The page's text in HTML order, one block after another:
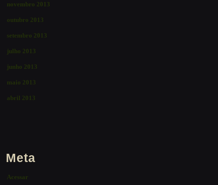
novembro 2013
outubro 2013
setembro 2013
julho 2013
junho 2013
maio 2013
abril 2013
Meta
Acessar